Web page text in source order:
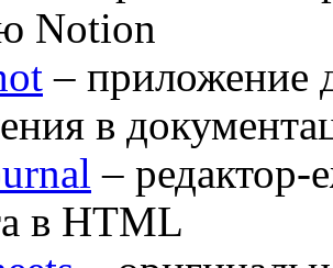
Notion
– приложение
в
– редактор-
в HTML